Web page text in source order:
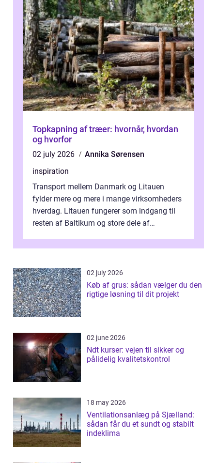
Topkapning af træer: hvornår, hvordan
og hvorfor
02 july 2026
Annika Sørensen
inspiration
Transport mellem Danmark og Litauen
fylder mere og mere i mange virksomheders
hverdag. Litauen fungerer som indgang til
resten af Baltikum og store dele af
02 july 2026
Køb af grus: sådan vælger du den
rigtige løsning til dit projekt
02 june 2026
Ndt kurser: vejen til sikker og
pålidelig kvalitetskontrol
18 may 2026
Ventilationsanlæg på Sjælland:
sådan får du et sundt og stabilt
indeklima